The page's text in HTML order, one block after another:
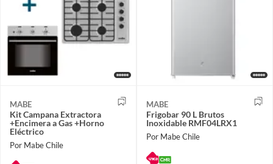
MABE
Kit Campana Extractora
+Encimera a Gas +Horno
Eléctrico
Por Mabe Chile
MABE
Frigobar 90 L Brutos
Inoxidable RMF04LRX1
Por Mabe Chile